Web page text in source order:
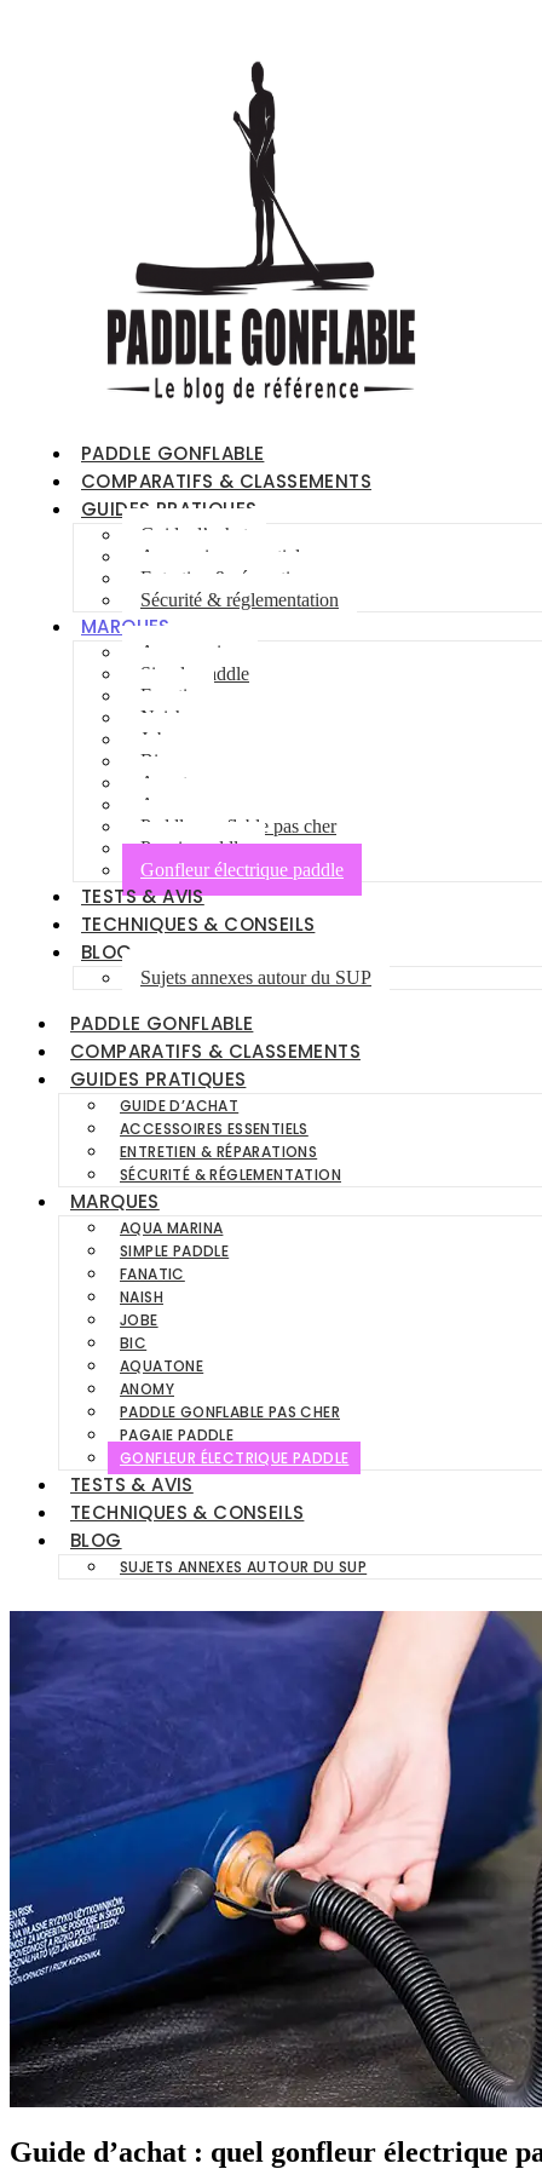
PADDLE GONFLABLE
COMPARATIFS & CLASSEMENTS
GUIDES PRATIQUES
Guide d’achat
Accessoires essentiels
Entretien & réparations
Sécurité & réglementation
MARQUES
Aqua marina
Simple paddle
Fanatic
Naish
Jobe
Bic
Aquatone
Anomy
Paddle gonflable pas cher
Pagaie paddle
Gonfleur électrique paddle
TESTS & AVIS
TECHNIQUES & CONSEILS
BLOG
Sujets annexes autour du SUP
PADDLE GONFLABLE
COMPARATIFS & CLASSEMENTS
GUIDES PRATIQUES
GUIDE D’ACHAT
ACCESSOIRES ESSENTIELS
ENTRETIEN & RÉPARATIONS
SÉCURITÉ & RÉGLEMENTATION
MARQUES
AQUA MARINA
SIMPLE PADDLE
FANATIC
NAISH
JOBE
BIC
AQUATONE
ANOMY
PADDLE GONFLABLE PAS CHER
PAGAIE PADDLE
GONFLEUR ÉLECTRIQUE PADDLE
TESTS & AVIS
TECHNIQUES & CONSEILS
BLOG
SUJETS ANNEXES AUTOUR DU SUP
Guide d’achat : quel gonfleur électrique